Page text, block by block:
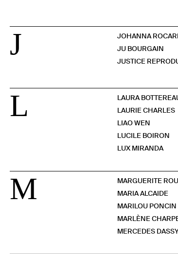
J
JOHANNA
JU BOURGAIN
JUSTICE
L
LAURA
LAURIE CHARLES
LIAO WEN
LUCILE BOIRON
LUX MIRANDA
M
MARGUERITE
MARIA ALCAIDE
MARILOU PONCIN
MARLÈNE
MERCEDES